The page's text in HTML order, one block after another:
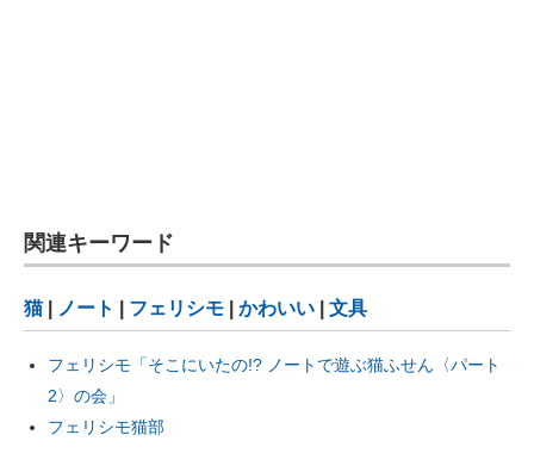
関連キーワード
猫| ノート フェリシモ かわいい 文具
フェリシモ「そこにいたの!? ノートで遊ぶ猫ふせん〈パート
2〉の会」
フェリシモ猫部